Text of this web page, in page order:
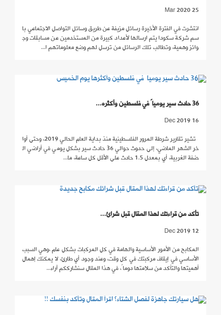
25 Mar 2020
انتشرت في الفترة الأخيرة رسائل مزيفة عن طريق وسائل التواصل الاجتماعي با
سم شركة سكودا يتم ارسالها لأعداد كبيرة من المستخدمين عن مسابقات وج
وائز وهمية، وتطالب تلك الرسائل من ترسل لهم وضع معلوماتهم ا...
36 حادث سير يومياً في فلسطين وأكثره...
16 Dec 2019
تشير تقارير شرطة المرور الفلسطينية منذ بداية العام الحالي 2019، وحتى أوا
خر الشهر الماضي، إلى حدوث حوالي 36 حادث سير بشكل يومي في أراضي ال
ضفة الغربية، أي بمعدل 1.5 حادث على الأقل كل ساعة، ما...
تأكد من قراءتك لهذا المقال قبل شرائ...
12 Dec 2019
المكابح من الأمور الأساسية والهامة في كل المركبات بشكل عام ،وهي السبب
الأساسي في إيقاف مركبتك في كل وقت، وعند وجود أي طارئ، لا يمكنك إهمال
أهميتها والتأكد من سلامتها دوماً، في هذا المقال سنشارككم آراء...